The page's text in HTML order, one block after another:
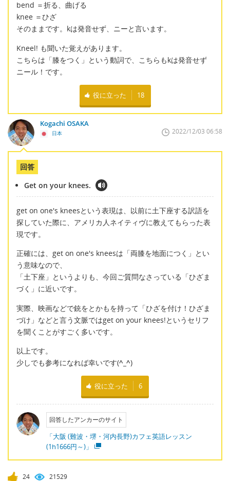
bend ＝折る、曲げる
knee ＝ひざ
そのままです。kは発音せず、ニーと言います。
Kneel! も聞いた覚えがあります。
こちらは「膝をつく」という動詞で、こちらもkは発音せず
ニール！です。
役に立った 18
Kogachi OSAKA
日本 2022/12/03 06:58
回答
Get on your knees.
get on one's kneesという表現は、以前に土下座する訳語を
探していた際に、アメリカ人ネイティヴに教えてもらった表
現です。
正確には、get on one's kneesは「両膝を地面につく」とい
う意味なので、
「土下座」というよりも、今回ご質問なさっている「ひざま
づく」に近いです。
実際、映画などで銃をとかもを持って「ひざを付け！ひざま
づけ」などと言う文脈ではget on your knees!というセリフ
を聞くことがすごく多いです。
以上です。
少しでも参考になれば幸いです(^_^)
役に立った 6
回答したアンカーのサイト
「大阪 (難波・堺・河内長野)カフェ英語レッスン
(1h1666円～)」
24 21529